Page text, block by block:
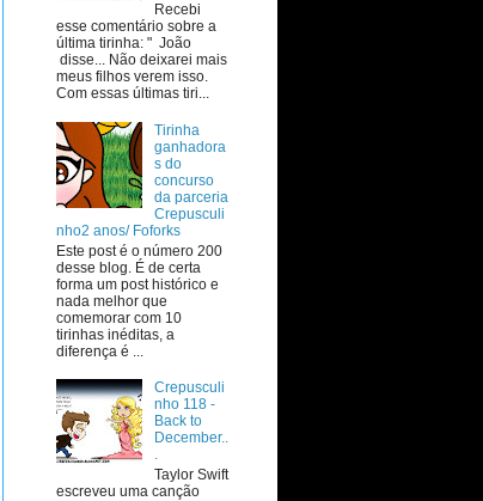
Recebi
esse comentário sobre a
última tirinha: " João
disse... Não deixarei mais
meus filhos verem isso.
Com essas últimas tiri...
Tirinha
ganhadora
s do
concurso
da parceria
Crepusculi
nho2 anos/ Foforks
Este post é o número 200
desse blog. É de certa
forma um post histórico e
nada melhor que
comemorar com 10
tirinhas inéditas, a
diferença é ...
Crepusculi
nho 118 -
Back to
December..
.
Taylor Swift
escreveu uma canção